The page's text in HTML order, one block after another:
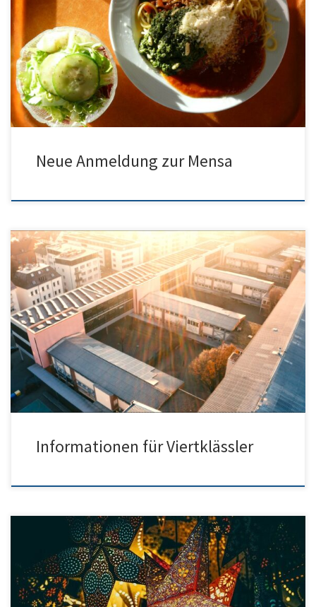
Die Stadt hat ein neues System für die Anmeldung zur Mensa in
Betrieb genommen. Hier findet man die Informationen:
Neue Anmeldung zur Mensa
Herzliche Einladung zur Information für interessierte Grundschüler
und deren Eltern – unsere neuen 5er. Liebe Eltern und
liebe Viertklässler (und bald Fünftklässler)! Am Dienstag,
den 03.02.2026 findet um 18:00 Uhr in der Stapelhalle (beim
Humboldt und Kepler) unser diesjähriger
Grundschulinformationsabend statt. Wir laden euch und Sie schon
jetzt ganz herzlich dazu ein. Die Kinder bekommen an diesem
Abend einen Rundgang […]
Informationen für Viertklässler
Liebe Schulgemeinschaft, wir wünschen allen ein gesegnetes